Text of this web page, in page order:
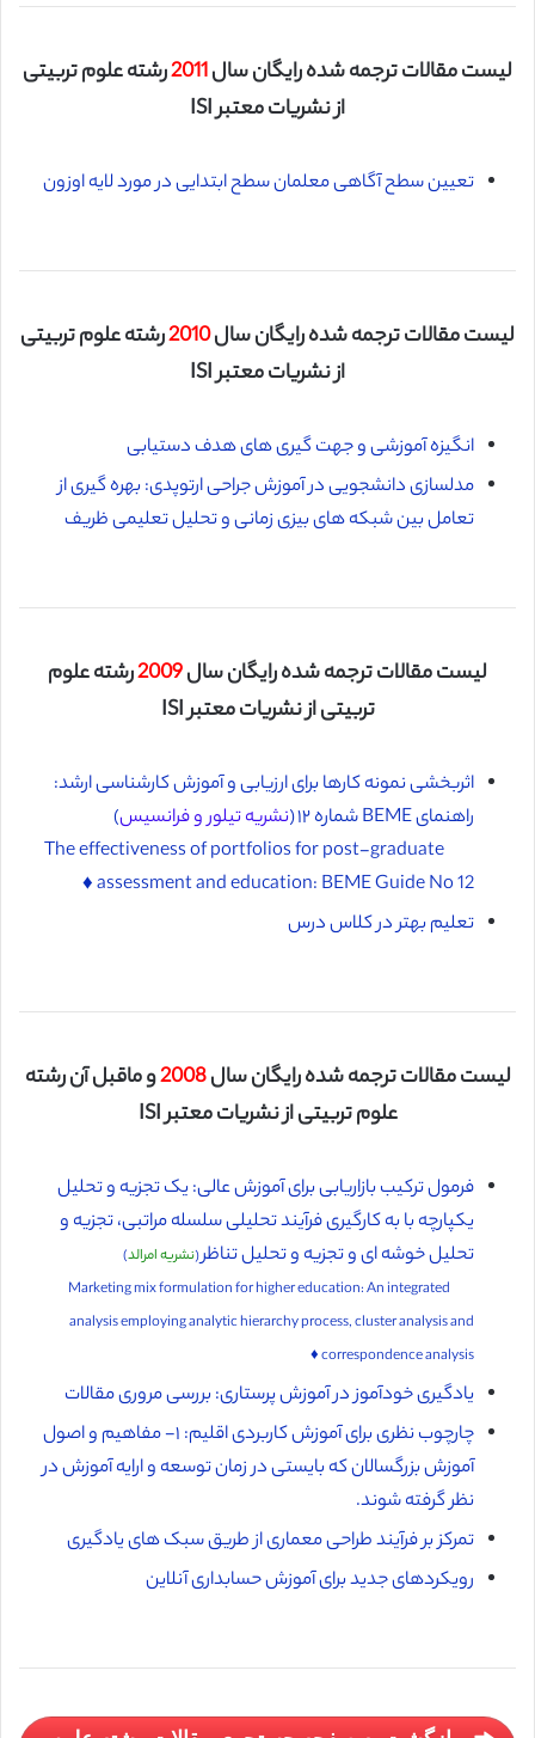
لیست مقالات ترجمه شده رایگان سال2011رشته علوم تربیتی
از نشریات معتبر ISI
تعیین سطح آگاهی معلمان سطح ابتدایی در مورد لایه اوزون
لیست مقالات ترجمه شده رایگان سال2010رشته علوم تربیتی
از نشریات معتبر ISI
انگیزه آموزشی و جهت گیری های هدف دستیابی
مدلسازی دانشجویی در آموزش جراحی ارتوپدی: بهره گیری از
تعامل بین شبکه ‌های بیزی زمانی و تحلیل تعلیمی ظریف
لیست مقالات ترجمه شده رایگان سال2009رشته علوم
تربیتی از نشریات معتبر ISI
اثربخشی نمونه کارها برای ارزیابی و آموزش کارشناسی ارشد:
راهنمای BEME شماره ۱۲ (
نشریه تیلور و فرانسیس)
The effectiveness of portfolios for post-graduate
assessment and education: BEME Guide No 12 ♦️
تعلیم بهتر در کلاس درس
لیست مقالات ترجمه شده رایگان سال2008و ماقبل آن رشته
علوم تربیتی از نشریات معتبر ISI
فرمول ترکیب بازاریابی برای آموزش عالی: یک تجزیه و تحلیل
یکپارچه با به کارگیری فرآیند تحلیلی سلسله مراتبی، تجزیه و
تحلیل خوشه ای و تجزیه و تحلیل تناظر(نشریه امرالد)
Marketing mix formulation for higher education: An integrated
analysis employing analytic hierarchy process, cluster analysis and
correspondence analysis ♦️
یادگیری خودآموز در آموزش پرستاری: بررسی مروری مقالات
چارچوب نظری برای آموزش کاربردی اقلیم: ۱- مفاهیم و اصول
آموزش بزرگسالان که بایستی در زمان توسعه و ارایه آموزش در
نظر گرفته شوند.
تمرکز بر فرآیند طراحی معماری از طریق سبک های یادگیری
رویکردهای جدید برای آموزش حسابداری آنلاین